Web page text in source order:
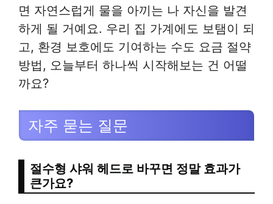
면 자연스럽게 물을 아끼는 나 자신을 발견
하게 될 거예요. 우리 집 가계에도 보탬이 되
고, 환경 보호에도 기여하는 수도 요금 절약
방법, 오늘부터 하나씩 시작해보는 건 어떨
까요?
자주 묻는 질문
절수형 샤워 헤드로 바꾸면 정말 효과가
큰가요?